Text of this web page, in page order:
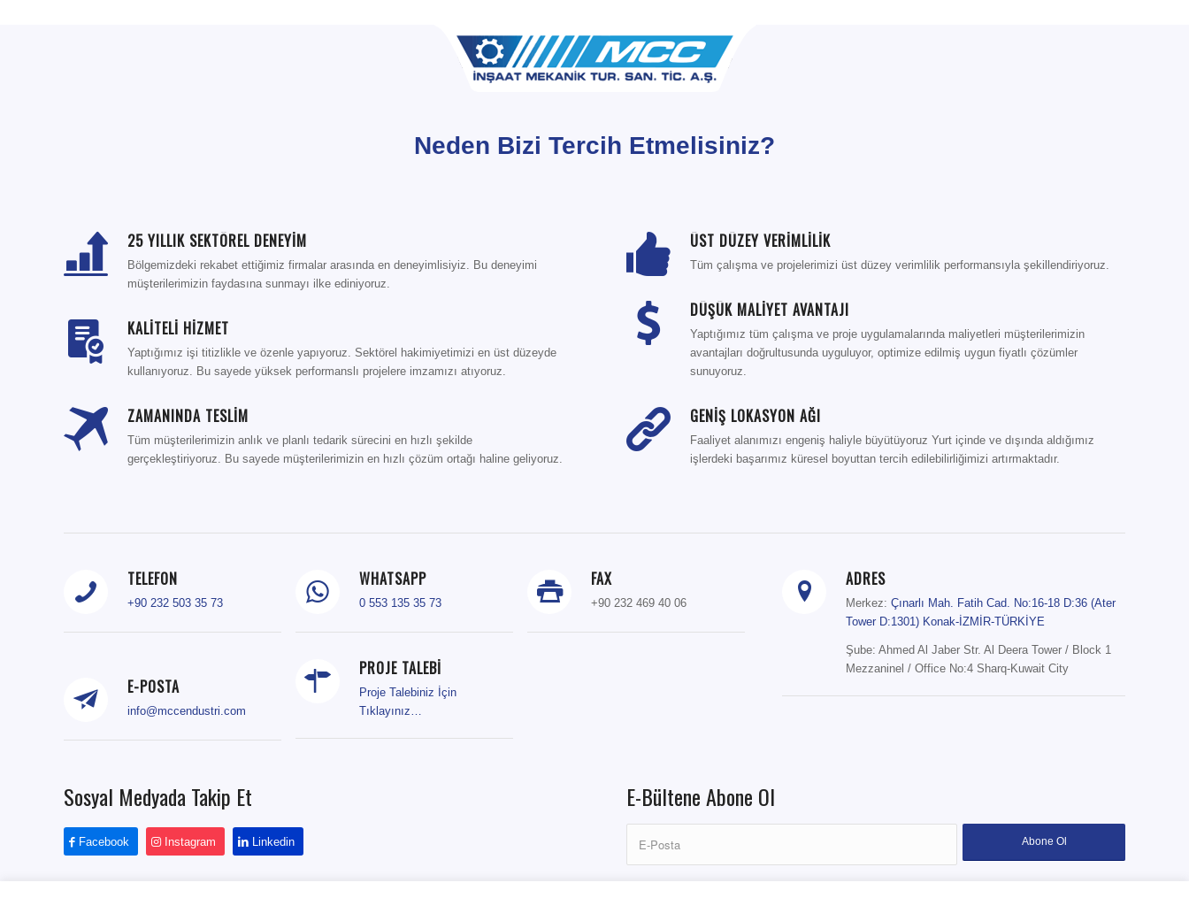
Neden Bizi Tercih Etmelisiniz?
25 YILLIK SEKTÖREL DENEYİM
Bölgemizdeki rekabet ettiğimiz firmalar arasında en deneyimlisiyiz. Bu deneyimi
müşterilerimizin faydasına sunmayı ilke ediniyoruz.
KALİTELİ HİZMET
Yaptığımız işi titizlikle ve özenle yapıyoruz. Sektörel hakimiyetimizi en üst düzeyde
kullanıyoruz. Bu sayede yüksek performanslı projelere imzamızı atıyoruz.
ZAMANINDA TESLİM
Tüm müşterilerimizin anlık ve planlı tedarik sürecini en hızlı şekilde
gerçekleştiriyoruz. Bu sayede müşterilerimizin en hızlı çözüm ortağı haline geliyoruz.
ÜST DÜZEY VERİMLİLİK
Tüm çalışma ve projelerimizi üst düzey verimlilik performansıyla şekillendiriyoruz.
DÜŞÜK MALİYET AVANTAJI
Yaptığımız tüm çalışma ve proje uygulamalarında maliyetleri müşterilerimizin
avantajları doğrultusunda uyguluyor, optimize edilmiş uygun fiyatlı çözümler
sunuyoruz.
GENİŞ LOKASYON AĞI
Faaliyet alanımızı engeniş haliyle büyütüyoruz Yurt içinde ve dışında aldığımız
işlerdeki başarımız küresel boyuttan tercih edilebilirliğimizi artırmaktadır.
TELEFON
+90 232 503 35 73
WHATSAPP
0 553 135 35 73
FAX
+90 232 469 40 06
E-POSTA
info@mccendustri.com
PROJE TALEBİ
Proje Talebiniz İçin
Tıklayınız…
ADRES
Merkez: Çınarlı Mah. Fatih Cad. No:16-18 D:36 (Ater
Tower D:1301) Konak-İZMİR-TÜRKİYE
Şube: Ahmed Al Jaber Str. Al Deera Tower / Block 1
Mezzaninel / Office No:4 Sharq-Kuwait City
Sosyal Medyada Takip Et
Facebook Instagram Linkedin
E-Bültene Abone Ol